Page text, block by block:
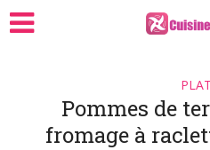
Pommes de
fromage à